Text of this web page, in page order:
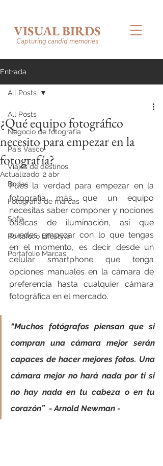
VISUAL BIRDS
Capturing candid memories
Entrada
All Posts
Negocio de fotografía
País Vasco
Viajes de destinos
Bodas
Fotografía de marcas
Sofia
Portafolio Lifestyle
Portafolio Marcas
All Posts
¿Qué equipo fotográfico
necesito para empezar en la
fotografía?
Actualizado: 2 abr
Pues la verdad para empezar en la
fotografía más que un equipo
necesitas saber componer y nociones
básicas de iluminación, así que
puedes empezar con lo que tengas
en el momento, es decir desde un
celular smartphone que tenga
opciones manuales en la cámara de
preferencia hasta cualquier cámara
fotográfica en el mercado.
“Muchos fotógrafos piensan que si
compran una cámara mejor serán
capaces de hacer mejores fotos. Una
cámara mejor no hará nada por ti si
no hay nada en tu cabeza o en tu
corazón”  - Arnold Newman -